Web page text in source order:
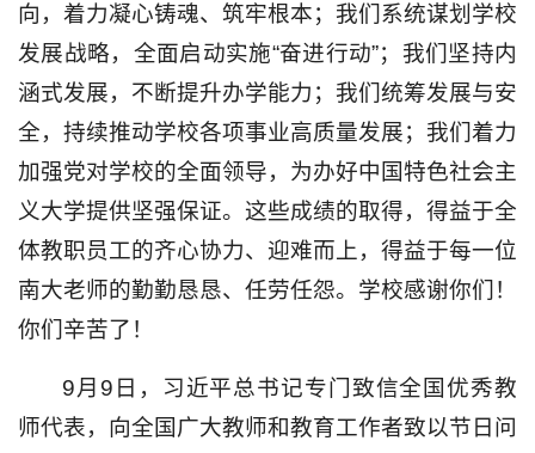
向，着力凝心铸魂、筑牢根本；我们系统谋划学校
发展战略，全面启动实施“奋进行动”；我们坚持内
涵式发展，不断提升办学能力；我们统筹发展与安
全，持续推动学校各项事业高质量发展；我们着力
加强党对学校的全面领导，为办好中国特色社会主
义大学提供坚强保证。这些成绩的取得，得益于全
体教职员工的齐心协力、迎难而上，得益于每一位
南大老师的勤勤恳恳、任劳任怨。学校感谢你们！
你们辛苦了！
9月9日，习近平总书记专门致信全国优秀教
师代表，向全国广大教师和教育工作者致以节日问